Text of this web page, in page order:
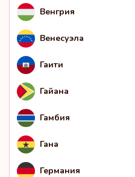
Венгрия
Венесуэла
Гаити
Гайана
Гамбия
Гана
Германия